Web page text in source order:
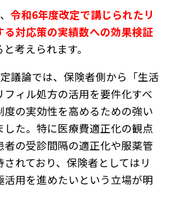
令和6年度改定で講じられたリ
る対応策の実績数への効果検証
考えられます。
議論では、保険者側から「生活
フィル処方の活用を要件化すべ
度の実効性を高めるための強い
した。特に医療費適正化の観点
者の受診間隔の適正化や服薬管
れており、保険者としてはリ
活用を進めたいという立場が明